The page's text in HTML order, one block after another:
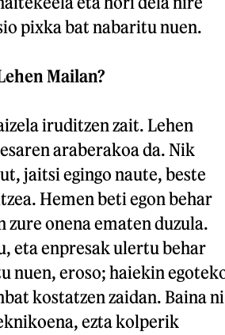
pixka bat nabaritu nuen.
Mailan?
iruditzen zait. Lehen
araberakoa da. Nik
jaitsi egingo naute, beste
Hemen beti egon behar
zure onena ematen duzula.
eta enpresak ulertu behar
nuen, eroso; haiekin
kostatzen zaidan. Baina ni
ezta kolperik